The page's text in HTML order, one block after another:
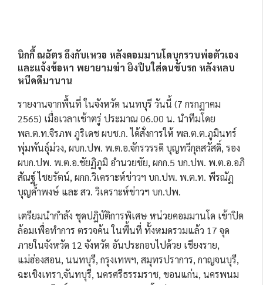
นิกกี้ ณฉัตร ถึงกับเหวอ หลังคอมมานโดบุกรวบพ่อตัวเอง
และแจ้งข้อหา พยายามฆ่า ยิงปืนใส่คนขับรถ หลังหลบ
หนีคดีมานาน
รายงานจากพื้นที่ ในจังหวัด นนทบุรี วันนี้ (7 กรกฏาคม
2565) เมื่อเวลาเช้าตรู่ ประมาณ 06.00 น. นำทีมโดย
พล.ต.ท.จิรภพ ภูริเดช ผบช.ก. ได้สั่งการให้ พล.ต.ต.ภูมินทร์
พุ่มพันธุ์ม่วง, ผบก.ปพ. พ.ต.อ.จักรวรรดิ บุญทวีกุลสวัสดิ์, รอง
ผบก.ปพ. พ.ต.อ.ชัยฏิภูมิ อำนวยชัย, ผกก.5 บก.ปพ. พ.ต.อ.อภิ
สัณฐ์ ไชยรัตน์, ผกก.วิเคราะห์ข่าวฯ บก.ปพ. พ.ต.ท. พีรณัฏ
บุญค้ำพงษ์ และ สว. วิเคราะห์ข่าวฯ บก.ปพ.
เตรียมนำกำลัง ชุดปฎิบัติการพิเศษ หน่วยคอมมานโด เข้าปิด
ล้อมเพื่อทำการ ตรวจค้น ในพื้นที่ ทั้งหมดรวมแล้ว 17 จุด
ภายในจังหวัด 12 จังหวัด อันประกอบไปด้วย เชียงราย,
แม่ฮ่องสอน, นนทบุรี, กรุงเทพฯ, สมุทรปราการ, กาญจนบุรี,
ฉะเชิงเทรา,จันทบุรี, นครศรีธรรมราช, ขอนแก่น, นครพนม